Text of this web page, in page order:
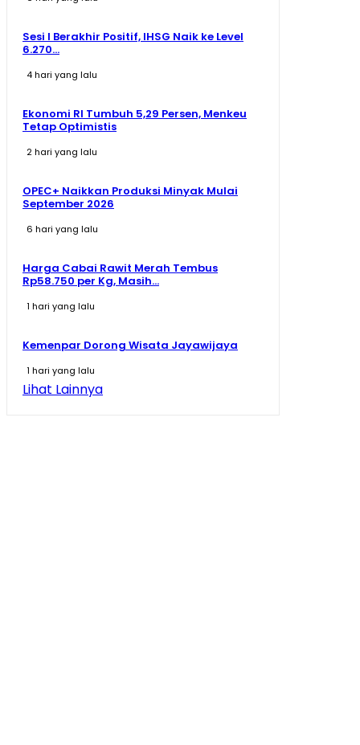
Sesi I Berakhir Positif, IHSG Naik ke Level
6.270...
4 hari yang lalu
Ekonomi RI Tumbuh 5,29 Persen, Menkeu
Tetap Optimistis
2 hari yang lalu
OPEC+ Naikkan Produksi Minyak Mulai
September 2026
6 hari yang lalu
Harga Cabai Rawit Merah Tembus
Rp58.750 per Kg, Masih...
1 hari yang lalu
Kemenpar Dorong Wisata Jayawijaya
1 hari yang lalu
Lihat Lainnya